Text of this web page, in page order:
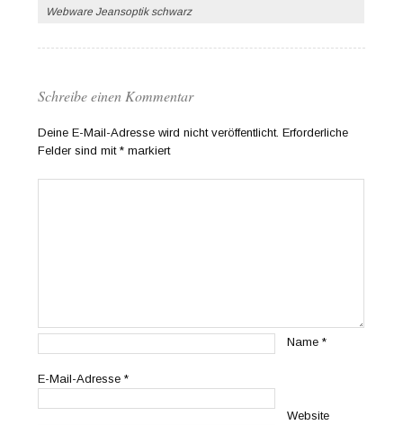
Webware Jeansoptik schwarz
Schreibe einen Kommentar
Deine E-Mail-Adresse wird nicht veröffentlicht. Erforderliche
Felder sind mit* markiert
Name*
E-Mail-Adresse*
Website